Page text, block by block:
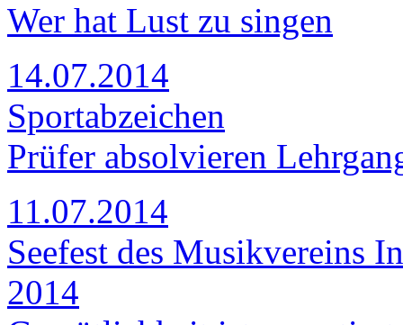
Wer hat Lust zu singen
14.07.2014
Sportabzeichen
Prüfer absolvieren
11.07.2014
Seefest des Musikvereins
2014